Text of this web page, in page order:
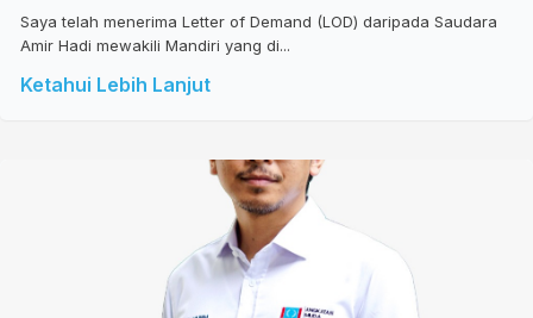
Saya telah menerima Letter of Demand (LOD) daripada Saudara
Amir Hadi mewakili Mandiri yang di...
Ketahui Lebih Lanjut